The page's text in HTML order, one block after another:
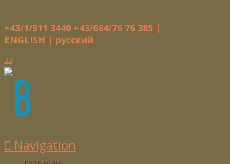
+43/1/911 3440 +43/664/76 76 385 |
ENGLISH | русский
Navigation